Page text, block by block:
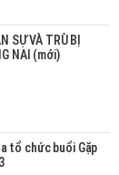
SỰ VÀ TRÙ BỊ
NAI (mới)
tổ chức buổi Gặp